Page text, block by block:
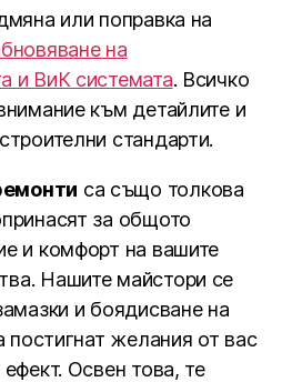
или поправка на
на
и ВиК системата. Всичко
към детайлите и
стандарти.
са също толкова
за общото
и комфорт на вашите
Нашите майстори се
и боядисване на
постигнат желания от вас
Освен това, те